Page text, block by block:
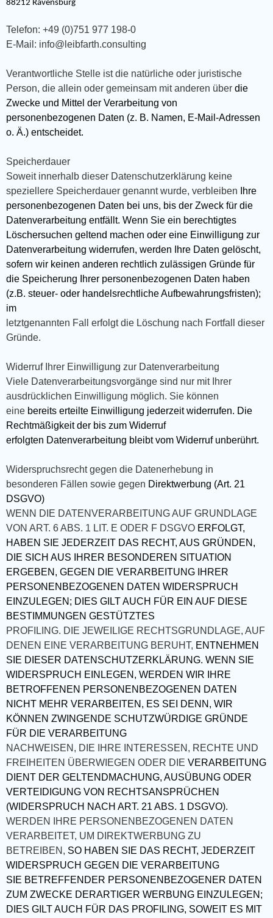
88212 Ravensburg
Telefon: +49 (0)751 977 198-0
E-Mail: info@leibfarth.consulting
Verantwortliche Stelle ist die natürliche oder juristische
Person, die allein oder gemeinsam mit anderen über die
Zwecke und Mittel der Verarbeitung von
personenbezogenen Daten (z. B. Namen, E-Mail-Adressen
o. Ä.) entscheidet.
Speicherdauer
Soweit innerhalb dieser Datenschutzerklärung keine
speziellere Speicherdauer genannt wurde, verbleiben
Ihre
personenbezogenen Daten bei uns, bis der Zweck für die
Datenverarbeitung entfällt. Wenn Sie ein berechtigtes
Löschersuchen geltend machen oder eine Einwilligung zur
Datenverarbeitung widerrufen, werden Ihre Daten gelöscht,
sofern wir keinen anderen rechtlich zulässigen Gründe für
die Speicherung Ihrer personenbezogenen Daten haben
(z.B. steuer- oder handelsrechtliche Aufbewahrungsfristen);
im
letztgenannten Fall erfolgt die Löschung nach Fortfall dieser
Gründe.
Widerruf Ihrer Einwilligung zur Datenverarbeitung
Viele Datenverarbeitungsvorgänge sind nur mit Ihrer
ausdrücklichen Einwilligung möglich. Sie können
eine bereits erteilte Einwilligung jederzeit widerrufen. Die
Rechtmäßigkeit der bis zum Widerruf
erfolgten Datenverarbeitung bleibt vom Widerruf unberührt.
Widerspruchsrecht gegen die Datenerhebung in
besonderen Fällen sowie gegen Direktwerbung (Art. 21
DSGVO)
WENN DIE DATENVERARBEITUNG AUF GRUNDLAGE
VON ART. 6 ABS. 1 LIT. E ODER F DSGVO ERFOLGT,
HABEN SIE JEDERZEIT DAS RECHT, AUS GRÜNDEN,
DIE SICH AUS IHRER BESONDEREN SITUATION
ERGEBEN, GEGEN DIE VERARBEITUNG IHRER
PERSONENBEZOGENEN DATEN WIDERSPRUCH
EINZULEGEN; DIES GILT AUCH FÜR EIN AUF DIESE
BESTIMMUNGEN GESTÜTZTES
PROFILING. DIE JEWEILIGE RECHTSGRUNDLAGE, AUF
DENEN EINE VERARBEITUNG BERUHT, ENTNEHMEN
SIE DIESER DATENSCHUTZERKLÄRUNG. WENN SIE
WIDERSPRUCH EINLEGEN, WERDEN WIR IHRE
BETROFFENEN PERSONENBEZOGENEN DATEN
NICHT MEHR VERARBEITEN, ES SEI DENN, WIR
KÖNNEN ZWINGENDE SCHUTZWÜRDIGE GRÜNDE
FÜR DIE VERARBEITUNG
NACHWEISEN, DIE IHRE INTERESSEN, RECHTE UND
FREIHEITEN ÜBERWIEGEN ODER DIE VERARBEITUNG
DIENT DER GELTENDMACHUNG, AUSÜBUNG ODER
VERTEIDIGUNG VON RECHTSANSPRÜCHEN
(WIDERSPRUCH NACH ART. 21 ABS. 1 DSGVO).
WERDEN IHRE PERSONENBEZOGENEN DATEN
VERARBEITET, UM DIREKTWERBUNG ZU
BETREIBEN, SO HABEN SIE DAS RECHT, JEDERZEIT
WIDERSPRUCH GEGEN DIE VERARBEITUNG
SIE BETREFFENDER PERSONENBEZOGENER DATEN
ZUM ZWECKE DERARTIGER WERBUNG EINZULEGEN;
DIES GILT AUCH FÜR DAS PROFILING, SOWEIT ES MIT